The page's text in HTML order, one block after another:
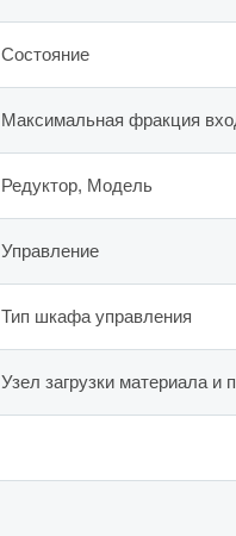
Состояние
Максимальная фракция
Редуктор, Модель
Управление
Тип шкафа управления
Узел загрузки материала и